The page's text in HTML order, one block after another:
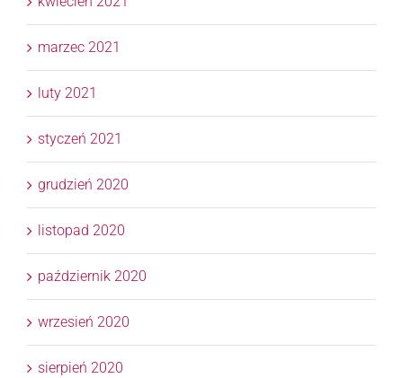
marzec 2021
luty 2021
styczeń 2021
grudzień 2020
listopad 2020
październik 2020
wrzesień 2020
sierpień 2020